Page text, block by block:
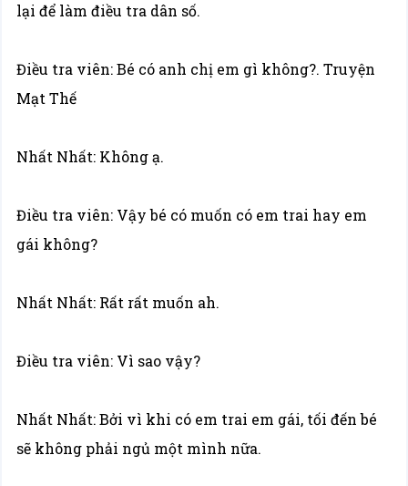
lại để làm điều tra dân số.
Điều tra viên: Bé có anh chị em gì không?. Truyện
Mạt Thế
Nhất Nhất: Không ạ.
Điều tra viên: Vậy bé có muốn có em trai hay em
gái không?
Nhất Nhất: Rất rất muốn ah.
Điều tra viên: Vì sao vậy?
Nhất Nhất: Bởi vì khi có em trai em gái, tối đến bé
sẽ không phải ngủ một mình nữa.